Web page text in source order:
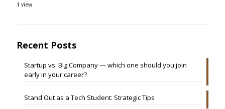
1 view
Recent Posts
Startup vs. Big Company — which one should you join
early in your career?
Stand Out as a Tech Student: Strategic Tips